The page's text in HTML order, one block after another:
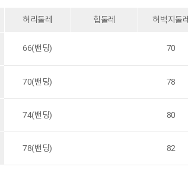
허리둘레 힙둘레 허벅지둘레
66(밴딩) 70
70(밴딩) 78
74(밴딩) 80
78(밴딩) 82